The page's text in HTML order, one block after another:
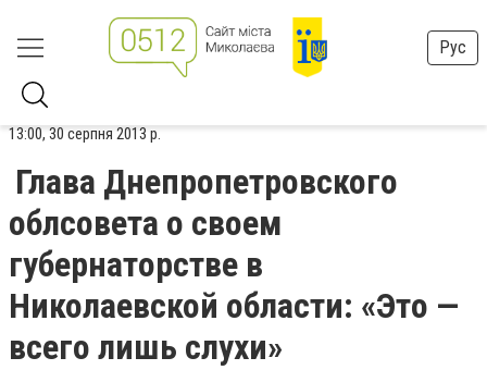
Рус
13:00, 30 серпня 2013 р.
Глава Днепропетровского
облсовета о своем
губернаторстве в
Николаевской области: «Это —
всего лишь слухи»